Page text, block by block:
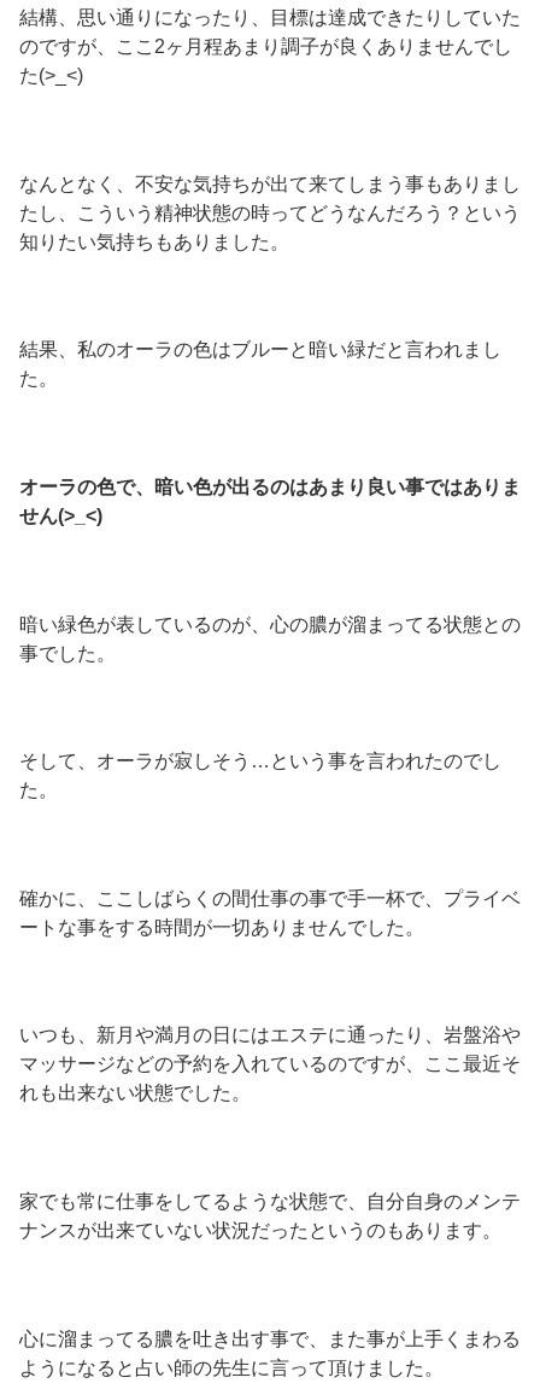
結構、思い通りになったり、目標は達成できたりしていた
のですが、ここ2ヶ月程あまり調子が良くありませんでし
た(>_<)
なんとなく、不安な気持ちが出て来てしまう事もありまし
たし、こういう精神状態の時ってどうなんだろう？という
知りたい気持ちもありました。
結果、私のオーラの色はブルーと暗い緑だと言われまし
た。
オーラの色で、暗い色が出るのはあまり良い事ではありま
せん(>_<)
暗い緑色が表しているのが、心の膿が溜まってる状態との
事でした。
そして、オーラが寂しそう…という事を言われたのでし
た。
確かに、ここしばらくの間仕事の事で手一杯で、プライベ
ートな事をする時間が一切ありませんでした。
いつも、新月や満月の日にはエステに通ったり、岩盤浴や
マッサージなどの予約を入れているのですが、ここ最近そ
れも出来ない状態でした。
家でも常に仕事をしてるような状態で、自分自身のメンテ
ナンスが出来ていない状況だったというのもあります。
心に溜まってる膿を吐き出す事で、また事が上手くまわる
ようになると占い師の先生に言って頂けました。